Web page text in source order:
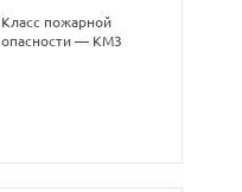
Класс пожарной
опасности — КМ3